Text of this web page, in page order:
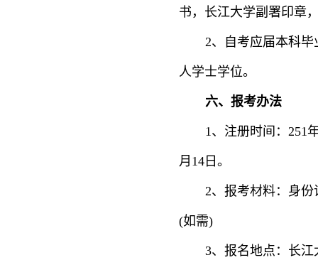
书，长江大学副署印章
2、 自考应届本科
人学士学位。
六、报考办法
1、注册时间：251
月14日。
2、报考材料：身
(如需)
3、报名地点：长